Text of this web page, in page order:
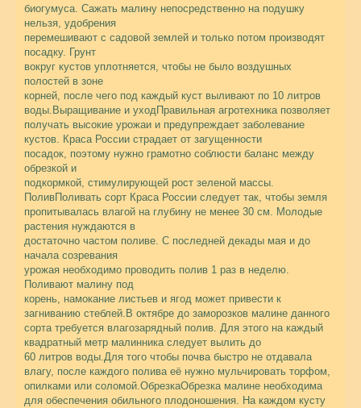
биогумуса. Сажать малину непосредственно на подушку
нельзя, удобрения
перемешивают с садовой землей и только потом производят
посадку. Грунт
вокруг кустов уплотняется, чтобы не было воздушных
полостей в зоне
корней, после чего под каждый куст выливают по 10 литров
воды.Выращивание и уходПравильная агротехника позволяет
получать высокие урожаи и предупреждает заболевание
кустов. Краса России страдает от загущенности
посадок, поэтому нужно грамотно соблюсти баланс между
обрезкой и
подкормкой, стимулирующей рост зеленой массы.
ПоливПоливать сорт Краса России следует так, чтобы земля
пропитывалась влагой на глубину не менее 30 см. Молодые
растения нуждаются в
достаточно частом поливе. С последней декады мая и до
начала созревания
урожая необходимо проводить полив 1 раз в неделю.
Поливают малину под
корень, намокание листьев и ягод может привести к
загниванию стеблей.В октябре до заморозков малине данного
сорта требуется влагозарядный полив. Для этого на каждый
квадратный метр малинника следует вылить до
60 литров воды.Для того чтобы почва быстро не отдавала
влагу, после каждого полива её нужно мульчировать торфом,
опилками или соломой.ОбрезкаОбрезка малине необходима
для обеспечения обильного плодоношения. На каждом кусту